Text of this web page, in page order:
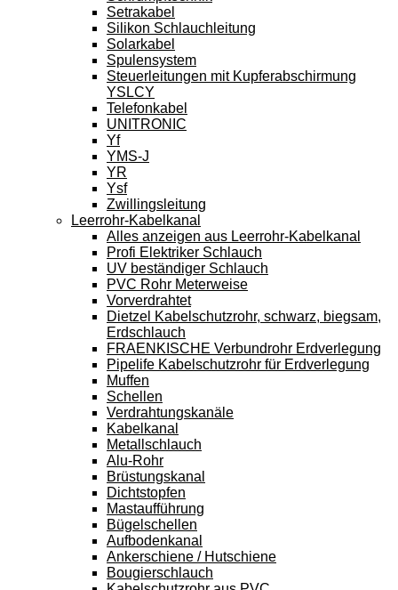
Setrakabel
Silikon Schlauchleitung
Solarkabel
Spulensystem
Steuerleitungen mit Kupferabschirmung
YSLCY
Telefonkabel
UNITRONIC
Yf
YMS-J
YR
Ysf
Zwillingsleitung
Leerrohr-Kabelkanal
Alles anzeigen aus Leerrohr-Kabelkanal
Profi Elektriker Schlauch
UV beständiger Schlauch
PVC Rohr Meterweise
Vorverdrahtet
Dietzel Kabelschutzrohr, schwarz, biegsam,
Erdschlauch
FRAENKISCHE Verbundrohr Erdverlegung
Pipelife Kabelschutzrohr für Erdverlegung
Muffen
Schellen
Verdrahtungskanäle
Kabelkanal
Metallschlauch
Alu-Rohr
Brüstungskanal
Dichtstopfen
Mastaufführung
Bügelschellen
Aufbodenkanal
Ankerschiene / Hutschiene
Bougierschlauch